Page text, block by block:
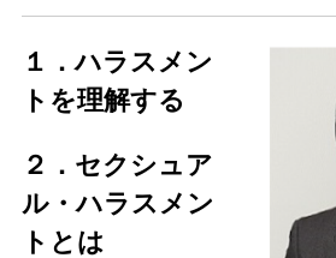
１．ハラスメン
トを理解する
２．セクシュア
ル・ハラスメン
トとは